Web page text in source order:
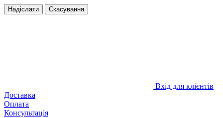
Надіслати Скасування
Вхід для клієнтів
Доставка
Оплата
Консультація